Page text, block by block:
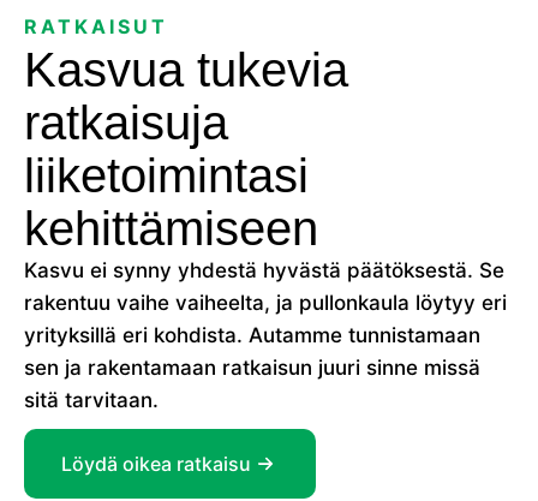
RATKAISUT
Kasvua tukevia
ratkaisuja
liiketoimintasi
kehittämiseen
Kasvu ei synny yhdestä hyvästä päätöksestä. Se
rakentuu vaihe vaiheelta, ja pullonkaula löytyy eri
yrityksillä eri kohdista. Autamme tunnistamaan
sen ja rakentamaan ratkaisun juuri sinne missä
sitä tarvitaan.
Löydä oikea ratkaisu